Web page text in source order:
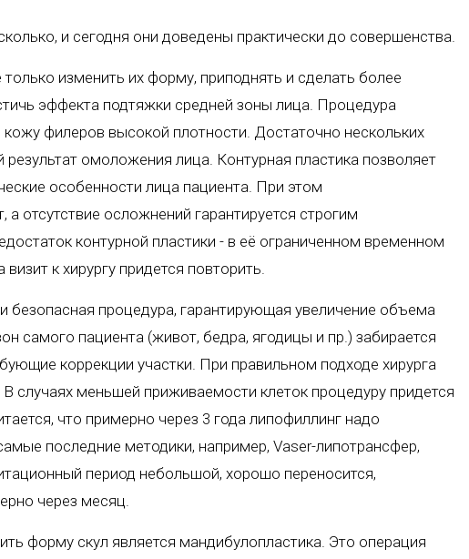
и сегодня они доведены практически до совершенства.
только изменить их форму, приподнять и сделать более
эффекта подтяжки средней зоны лица. Процедура
филеров высокой плотности. Достаточно нескольких
омоложения лица. Контурная пластика позволяет
особенности лица пациента. При этом
а отсутствие осложнений гарантируется строгим
контурной пластики - в её ограниченном временном
к хирургу придется повторить.
безопасная процедура, гарантирующая увеличение объема
самого пациента (живот, бедра, ягодицы и пр.) забирается
коррекции участки. При правильном подходе хирурга
случаях меньшей приживаемости клеток процедуру придется
что примерно через 3 года липофиллинг надо
последние методики, например, Vaser-липотрансфер,
период небольшой, хорошо переносится,
через месяц.
форму скул является мандибулопластика. Это операция